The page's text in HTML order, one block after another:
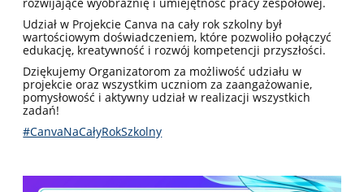
Udział w Projekcie Canva na cały rok szkolny był
wartościowym doświadczeniem, które pozwoliło połączyć
edukację, kreatywność i rozwój kompetencji przyszłości.
Dziękujemy Organizatorom za możliwość udziału w
projekcie oraz wszystkim uczniom za zaangażowanie,
pomysłowość i aktywny udział w realizacji wszystkich
zadań!
#CanvaNaCałyRokSzkolny